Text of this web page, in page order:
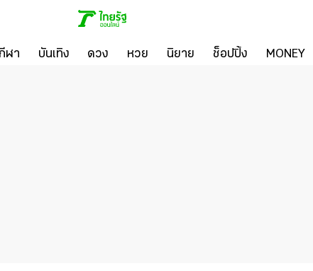
ฬา บันเทิง ดวง หวย นิยาย ช็อปปิ้ง MONEY